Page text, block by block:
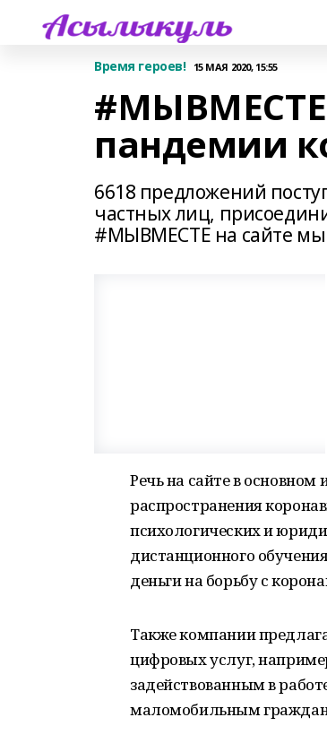
Время героев! 15 МАЯ 2020, 15:55
пандемии
6618 предложений
частных лиц,
#МЫВМЕСТЕ на сайте
Речь на сайте в
распространения
психологических и
дистанционного
деньги на борьбу с
Также компании
цифровых услуг,
задействованным в
маломобильным